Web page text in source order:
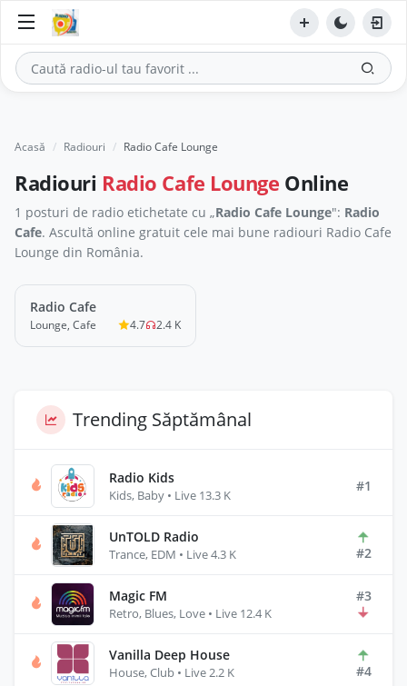
Acasă Radiouri Radio Cafe Lounge
Radiouri Radio Cafe Lounge Online
1 posturi de radio etichetate cu „Radio Cafe Lounge": Radio
Cafe. Ascultă online gratuit cele mai bune radiouri Radio Cafe
Lounge din România.
LIVE
Radio Cafe
Lounge, Cafe 4.7 2.4 K
Trending Săptămânal
Radio Kids
Kids, Baby • Live 13.3 K
#1
UnTOLD Radio
Trance, EDM • Live 4.3 K #2
Magic FM
Retro, Blues, Love • Live 12.4 K
#3
Vanilla Deep House
House, Club • Live 2.2 K #4